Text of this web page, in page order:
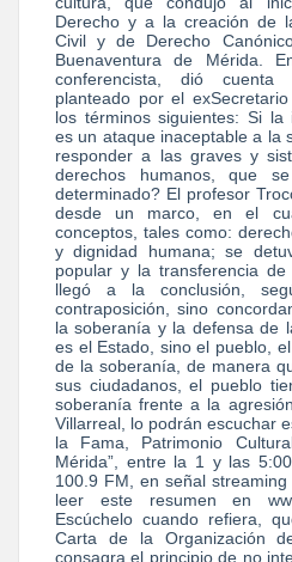
Derecho y a la creación de
Civil y de Derecho
Buenaventura de Mérida.
conferencista, dió
planteado por el
los términos siguientes: Si la
es un ataque inaceptable a la
responder a las graves y
derechos humanos, que
determinado? El profesor
desde un marco, en el
conceptos, tales como:
y dignidad humana; se
popular y la transferencia
llegó a la conclusión,
contraposición, sino
la soberanía y la defensa de
es el Estado, sino el pueblo,
de la soberanía, de manera
sus ciudadanos, el pueblo
soberanía frente a la
Villarreal, lo podrán escuchar
la Fama, Patrimonio
Mérida”, entre la 1 y las
100.9 FM, en señal
leer este resumen en
Escúchelo cuando refiera,
Carta de la Organización
consagra el principio de no